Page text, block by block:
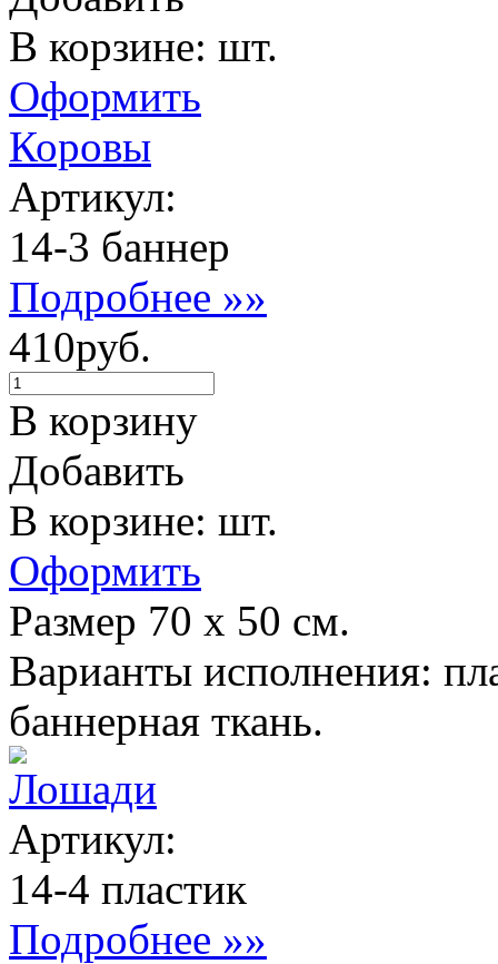
В корзине: шт.
Оформить
Коровы
Артикул:
14-3 баннер
Подробнее »»
410руб.
В корзину
Добавить
В корзине: шт.
Оформить
Размер 70 х 50 см.
Варианты исполнения:
баннерная ткань.
Лошади
Артикул:
14-4 пластик
Подробнее »»